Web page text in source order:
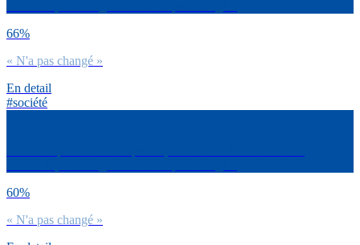
66%
« N'a pas changé »
En detail
#société
60%
« N'a pas changé »